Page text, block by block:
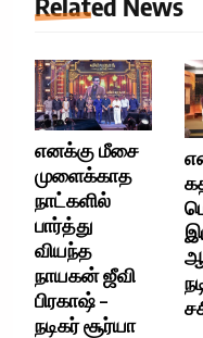
எனக்கு மீசை
முளைக்காத
நாட்களில்
பார்த்து
வியந்த
நாயகன் ஜீவி
பிரகாஷ் –
நடிகர் சூர்யா